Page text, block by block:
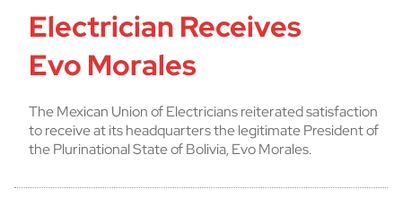
Electrician Receives
Evo Morales
The Mexican Union of Electricians reiterated satisfaction
to receive at its headquarters the legitimate President of
the Plurinational State of Bolivia, Evo Morales.